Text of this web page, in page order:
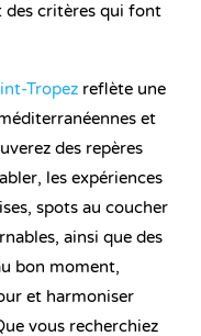
des critères qui font
Tropez reflète une
et
des repères
les expériences
spots au coucher
ainsi que des
bon moment,
et harmoniser
vous recherchiez